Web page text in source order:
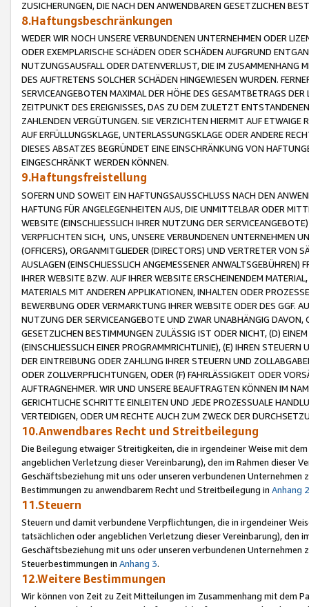
ZUSICHERUNGEN, DIE NACH DEN ANWENDBAREN GESETZLICHEN
8.Haftungsbeschränkungen
WEDER WIR NOCH UNSERE VERBUNDENEN UNTERNEHMEN ODER
ODER EXEMPLARISCHE SCHÄDEN ODER SCHÄDEN AUFGRUND
NUTZUNGSAUSFALL ODER DATENVERLUST, DIE IM ZUSAMMENHANG
DES AUFTRETENS SOLCHER SCHÄDEN HINGEWIESEN WURDEN.
SERVICEANGEBOTEN MAXIMAL DER HÖHE DES GESAMTBETRAGS
ZEITPUNKT DES EREIGNISSES, DAS ZU DEM ZULETZT
ZAHLENDEN VERGÜTUNGEN. SIE VERZICHTEN HIERMIT AUF
AUF ERFÜLLUNGSKLAGE, UNTERLASSUNGSKLAGE ODER ANDERE
DIESES ABSATZES BEGRÜNDET EINE EINSCHRÄNKUNG VON
EINGESCHRÄNKT WERDEN KÖNNEN.
9.Haftungsfreistellung
SOFERN UND SOWEIT EIN HAFTUNGSAUSSCHLUSS NACH DEN
HAFTUNG FÜR ANGELEGENHEITEN AUS, DIE UNMITTELBAR ODER
WEBSITE (EINSCHLIESSLICH IHRER NUTZUNG DER
VERPFLICHTEN SICH, UNS, UNSERE VERBUNDENEN UNTERNEHMEN
(OFFICERS), ORGANMITGLIEDER (DIRECTORS) UND VERTRETER VON
AUSLAGEN (EINSCHLIESSLICH ANGEMESSENER
IHRER WEBSITE BZW. AUF IHRER WEBSITE ERSCHEINENDEM
MATERIALS MIT ANDEREN APPLIKATIONEN, INHALTEN ODER
BEWERBUNG ODER VERMARKTUNG IHRER WEBSITE ODER DES GGF.
NUTZUNG DER SERVICEANGEBOTE UND ZWAR UNABHÄNGIG
GESETZLICHEN BESTIMMUNGEN ZULÄSSIG IST ODER NICHT, (D)
(EINSCHLIESSLICH EINER PROGRAMMRICHTLINIE), (E) IHREN
DER EINTREIBUNG ODER ZAHLUNG IHRER STEUERN UND
ODER ZOLLVERPFLICHTUNGEN, ODER (F) FAHRLÄSSIGKEIT ODER
AUFTRAGNEHMER. WIR UND UNSERE BEAUFTRAGTEN KÖNNEN IM
GERICHTLICHE SCHRITTE EINLEITEN UND JEDE PROZESSUALE
VERTEIDIGEN, ODER UM RECHTE AUCH ZUM ZWECK DER
10.Anwendbares Recht und Streitbeilegung
Die Beilegung etwaiger Streitigkeiten, die in irgendeiner Weise mit
angeblichen Verletzung dieser Vereinbarung), den im Rahmen dieser
Geschäftsbeziehung mit uns oder unseren verbundenen
Bestimmungen zu anwendbarem Recht und Streitbeilegung in Anhang 2
11.Steuern
Steuern und damit verbundene Verpflichtungen, die in irgendeiner
tatsächlichen oder angeblichen Verletzung dieser Vereinbarung), den
Geschäftsbeziehung mit uns oder unseren verbundenen
Steuerbestimmungen in Anhang 3.
12.Weitere Bestimmungen
Wir können von Zeit zu Zeit Mitteilungen im Zusammenhang mit dem